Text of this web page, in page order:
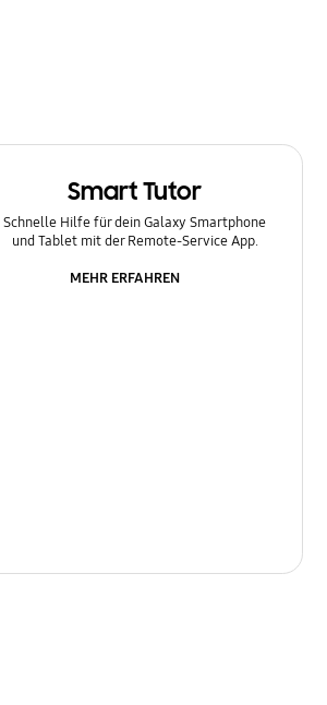
Smart Tutor
Schnelle Hilfe für dein Galaxy Smartphone
und Tablet mit der Remote-Service App.
MEHR ERFAHREN